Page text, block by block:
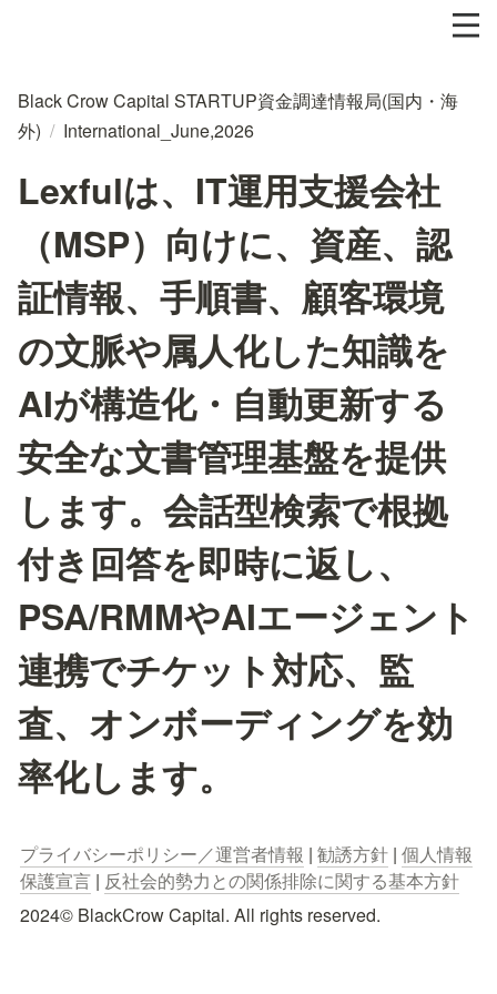
Black Crow Capital STARTUP資金調達情報局(国内・海
外) / International_June,2026
Lexfulは、IT運用支援会社
（MSP）向けに、資産、認
証情報、手順書、顧客環境
の文脈や属人化した知識を
AIが構造化・自動更新する
安全な文書管理基盤を提供
します。会話型検索で根拠
付き回答を即時に返し、
PSA/RMMやAIエージェント
連携でチケット対応、監
査、オンボーディングを効
率化します。
プライバシーポリシー／運営者情報 | 勧誘方針 | 個人情報
保護宣言 | 反社会的勢力との関係排除に関する基本方針
2024© BlackCrow Capital. All rights reserved.